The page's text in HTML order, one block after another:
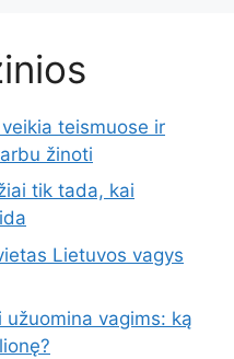
teismuose ir
žinoti
tik tada, kai
Lietuvos vagys
vagims: ką